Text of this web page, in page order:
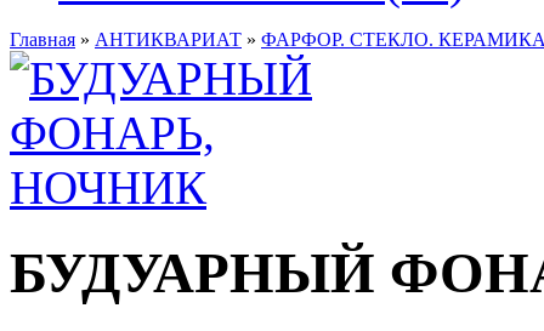
Главная » АНТИКВАРИАТ » ФАРФОР. СТЕКЛО.
БУДУАРНЫЙ